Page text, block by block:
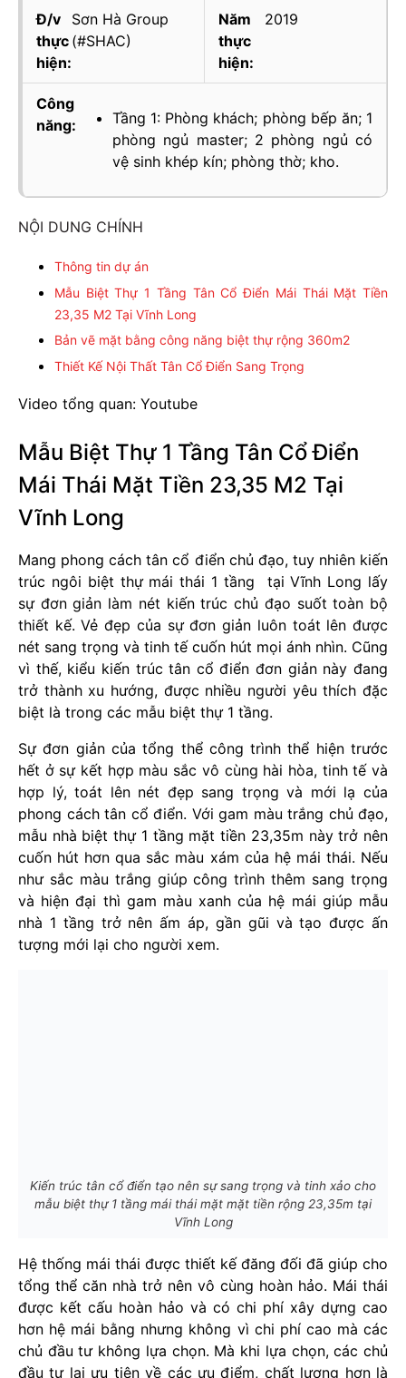
Đ/v
thực
hiện:
Sơn Hà Group
(#SHAC)
Năm
thực
hiện:
2019
Công
năng:
Tầng 1: Phòng khách; phòng bếp ăn; 1
phòng ngủ master; 2 phòng ngủ có
vệ sinh khép kín; phòng thờ; kho.
NỘI DUNG CHÍNH
Thông tin dự án
Mẫu Biệt Thự 1 Tầng Tân Cổ Điển Mái Thái Mặt Tiền
23,35 M2 Tại Vĩnh Long
Bản vẽ mặt bằng công năng biệt thự rộng 360m2
Thiết Kế Nội Thất Tân Cổ Điển Sang Trọng
Video tổng quan: Youtube
Mẫu Biệt Thự 1 Tầng Tân Cổ Điển
Mái Thái Mặt Tiền 23,35 M2 Tại
Vĩnh Long
Mang phong cách tân cổ điển chủ đạo, tuy nhiên kiến
trúc ngôi biệt thự mái thái 1 tầng tại Vĩnh Long lấy
sự đơn giản làm nét kiến trúc chủ đạo suốt toàn bộ
thiết kế. Vẻ đẹp của sự đơn giản luôn toát lên được
nét sang trọng và tinh tế cuốn hút mọi ánh nhìn. Cũng
vì thế, kiểu kiến trúc tân cổ điển đơn giản này đang
trở thành xu hướng, được nhiều người yêu thích đặc
biệt là trong các mẫu biệt thự 1 tầng.
Sự đơn giản của tổng thể công trình thể hiện trước
hết ở sự kết hợp màu sắc vô cùng hài hòa, tinh tế và
hợp lý, toát lên nét đẹp sang trọng và mới lạ của
phong cách tân cổ điển. Với gam màu trắng chủ đạo,
mẫu nhà biệt thự 1 tầng mặt tiền 23,35m này trở nên
cuốn hút hơn qua sắc màu xám của hệ mái thái. Nếu
như sắc màu trắng giúp công trình thêm sang trọng
và hiện đại thì gam màu xanh của hệ mái giúp mẫu
nhà 1 tầng trở nên ấm áp, gần gũi và tạo được ấn
tượng mới lại cho người xem.
Kiến trúc tân cổ điển tạo nên sự sang trọng và tinh xảo cho
mẫu biệt thự 1 tầng mái thái mặt mặt tiền rộng 23,35m tại
Vĩnh Long
Hệ thống mái thái được thiết kế đăng đối đã giúp cho
tổng thể căn nhà trở nên vô cùng hoàn hảo. Mái thái
được kết cấu hoàn hảo và có chi phí xây dựng cao
hơn hệ mái bằng nhưng không vì chi phí cao mà các
chủ đầu tư không lựa chọn. Mà khi lựa chọn, các chủ
đầu tư lại ưu tiên về các ưu điểm, chất lượng hơn là